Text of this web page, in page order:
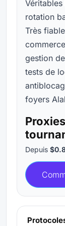
rotation
Très
gestion
tests de
foyers
Depuis